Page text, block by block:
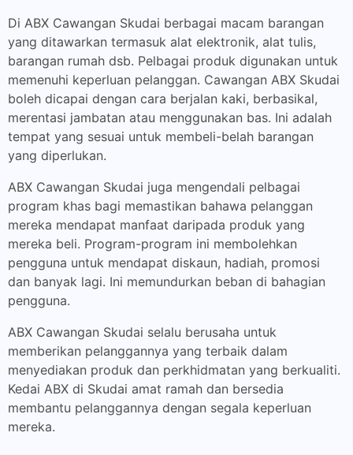
Di ABX Cawangan Skudai berbagai macam barangan
yang ditawarkan termasuk alat elektronik, alat tulis,
barangan rumah dsb. Pelbagai produk digunakan untuk
memenuhi keperluan pelanggan. Cawangan ABX Skudai
boleh dicapai dengan cara berjalan kaki, berbasikal,
merentasi jambatan atau menggunakan bas. Ini adalah
tempat yang sesuai untuk membeli-belah barangan
yang diperlukan.
ABX Cawangan Skudai juga mengendali pelbagai
program khas bagi memastikan bahawa pelanggan
mereka mendapat manfaat daripada produk yang
mereka beli. Program-program ini membolehkan
pengguna untuk mendapat diskaun, hadiah, promosi
dan banyak lagi. Ini memundurkan beban di bahagian
pengguna.
ABX Cawangan Skudai selalu berusaha untuk
memberikan pelanggannya yang terbaik dalam
menyediakan produk dan perkhidmatan yang berkualiti.
Kedai ABX di Skudai amat ramah dan bersedia
membantu pelanggannya dengan segala keperluan
mereka.